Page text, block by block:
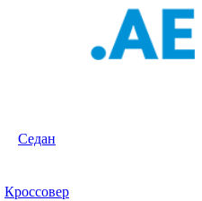
Седан
Кроссовер